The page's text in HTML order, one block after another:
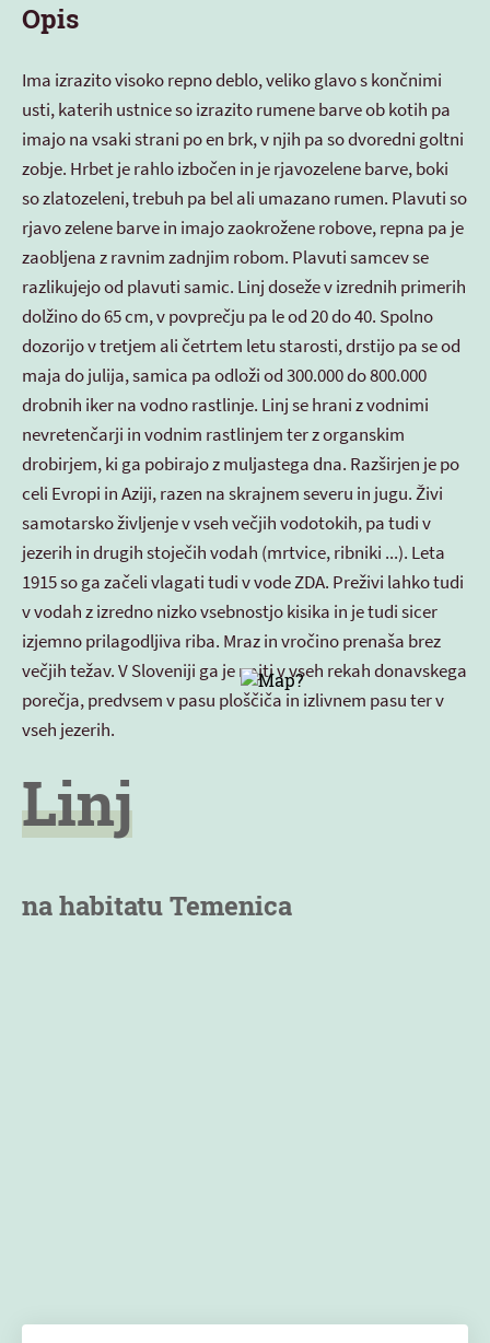
Opis
Ima izrazito visoko repno deblo, veliko glavo s končnimi
usti, katerih ustnice so izrazito rumene barve ob kotih pa
imajo na vsaki strani po en brk, v njih pa so dvoredni goltni
zobje. Hrbet je rahlo izbočen in je rjavozelene barve, boki
so zlatozeleni, trebuh pa bel ali umazano rumen. Plavuti so
rjavo zelene barve in imajo zaokrožene robove, repna pa je
zaobljena z ravnim zadnjim robom. Plavuti samcev se
razlikujejo od plavuti samic. Linj doseže v izrednih primerih
dolžino do 65 cm, v povprečju pa le od 20 do 40. Spolno
dozorijo v tretjem ali četrtem letu starosti, drstijo pa se od
maja do julija, samica pa odloži od 300.000 do 800.000
drobnih iker na vodno rastlinje. Linj se hrani z vodnimi
nevretenčarji in vodnim rastlinjem ter z organskim
drobirjem, ki ga pobirajo z muljastega dna. Razširjen je po
celi Evropi in Aziji, razen na skrajnem severu in jugu. Živi
samotarsko življenje v vseh večjih vodotokih, pa tudi v
jezerih in drugih stoječih vodah (mrtvice, ribniki ...). Leta
1915 so ga začeli vlagati tudi v vode ZDA. Preživi lahko tudi
v vodah z izredno nizko vsebnostjo kisika in je tudi sicer
izjemno prilagodljiva riba. Mraz in vročino prenaša brez
večjih težav. V Sloveniji ga je najti v vseh rekah donavskega
porečja, predvsem v pasu ploščiča in izlivnem pasu ter v
vseh jezerih.
Linj
na habitatu Temenica